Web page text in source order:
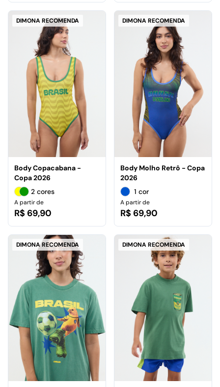
DIMONA RECOMENDA
Body Copacabana -
Copa 2026
2 cores
A partir de
R$ 69,90
DIMONA RECOMENDA
Body Molho Retrô - Copa
2026
1 cor
A partir de
R$ 69,90
DIMONA RECOMENDA DIMONA RECOMENDA